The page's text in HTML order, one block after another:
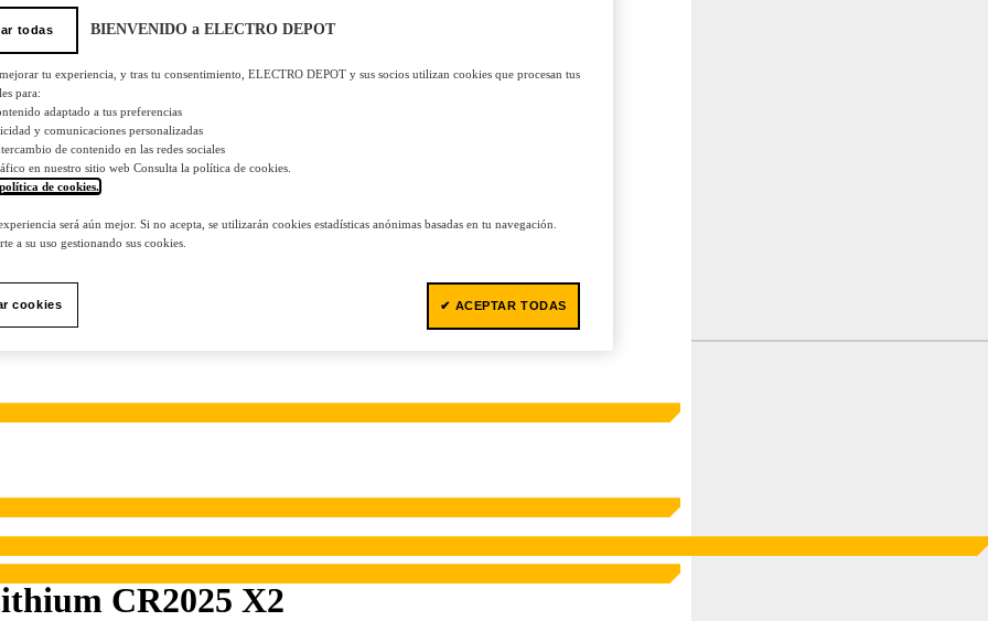
CR2025 X2
todas BIENVENIDO a ELECTRO DEPOT
tu experiencia, y tras tu consentimiento, ELECTRO DEPOT y sus socios utilizan cookies que procesan tus
para:
adaptado a tus preferencias
y comunicaciones personalizadas
de contenido en las redes sociales
en nuestro sitio web Consulta la política de cookies.
de cookies.
será aún mejor. Si no acepta, se utilizarán cookies estadísticas anónimas basadas en tu navegación.
a su uso gestionando sus cookies.
cookies ✔ ACEPTAR TODAS